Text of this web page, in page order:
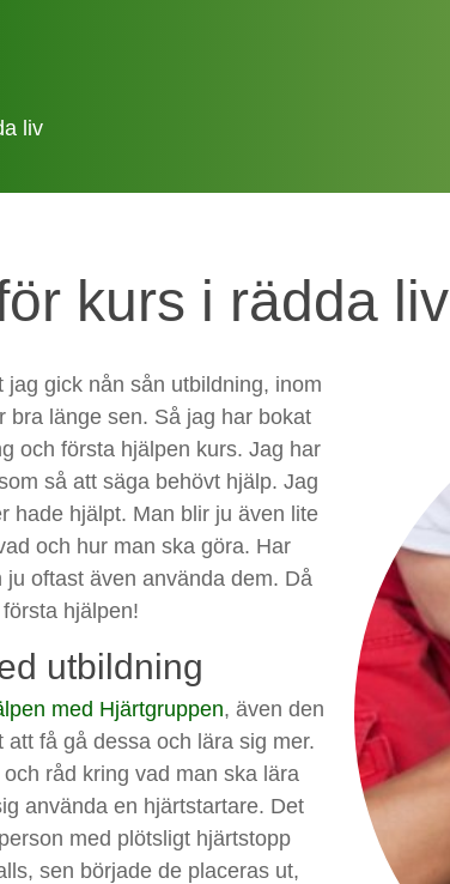
liv
kurs i rädda liv
gick nån sån utbildning, inom
bra länge sen. Så jag har bokat
och första hjälpen kurs. Jag har
så att säga behövt hjälp. Jag
hade hjälpt. Man blir ju även lite
och hur man ska göra. Har
oftast även använda dem. Då
hjälpen!
utbildning
med Hjärtgruppen, även den
få gå dessa och lära sig mer.
råd kring vad man ska lära
använda en hjärtstartare. Det
med plötsligt hjärtstopp
sen började de placeras ut,